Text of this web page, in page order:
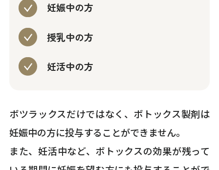
妊娠中の方
授乳中の方
妊活中の方
ボツラックスだけではなく、ボトックス製剤は
妊娠中の方に投与することができません。
また、妊活中など、ボトックスの効果が残って